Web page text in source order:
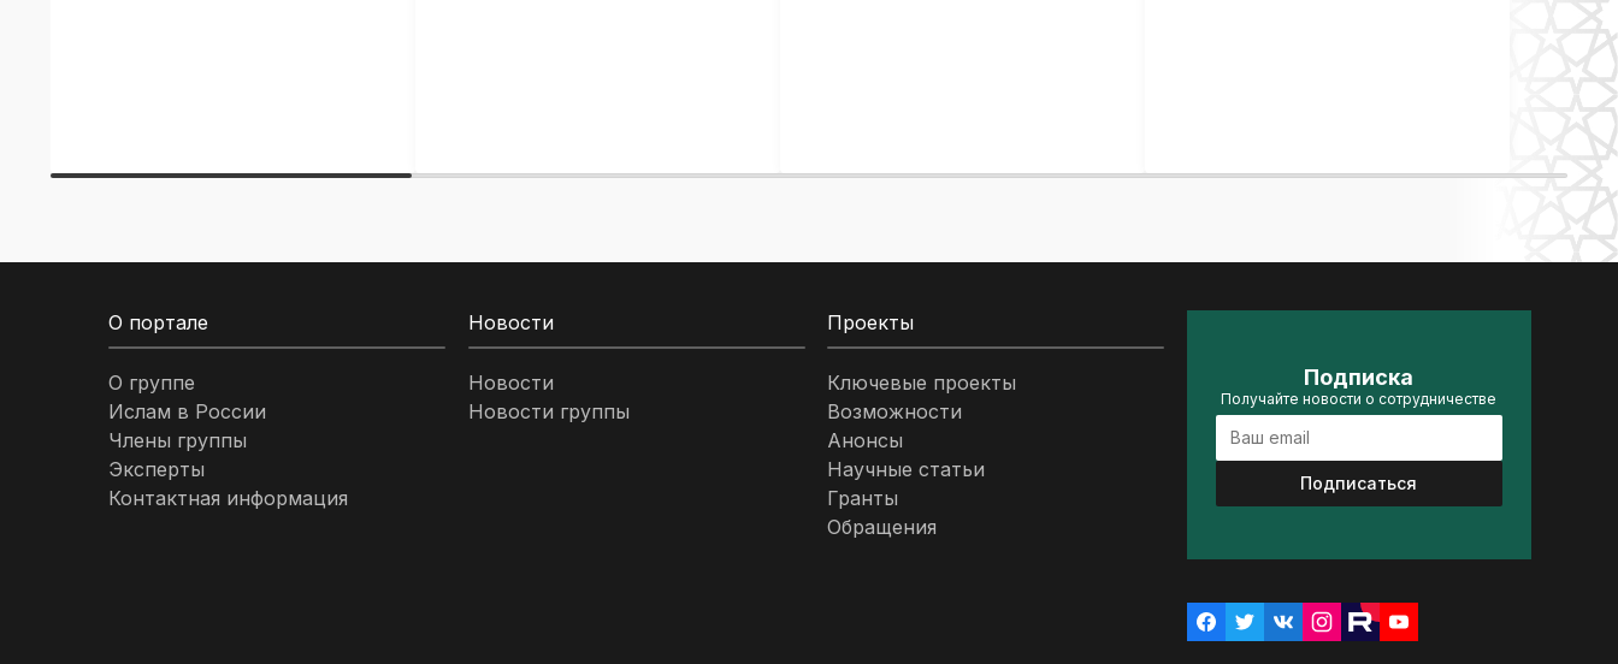
О портале
О группе
Ислам в России
Члены группы
Эксперты
Контактная информация
Новости
Новости
Новости группы
Проекты
Ключевые проекты
Возможности
Анонсы
Научные статьи
Гранты
Обращения
Подписка
Получайте новости о сотрудничестве
Подписаться